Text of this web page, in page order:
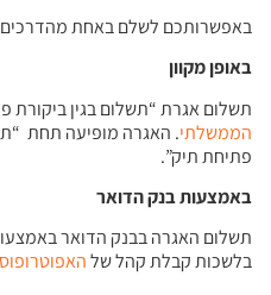
באפשרותכם לשלם באחת
באופן מקוון
תשלום אגרת “תשלום בגין ביקורת
הממשלתי. האגרה מופיעה תחת
פתיחת תיק”.
באמצעות בנק הדואר
תשלום האגרה בבנק הדואר
בלשכות קבלת קהל של